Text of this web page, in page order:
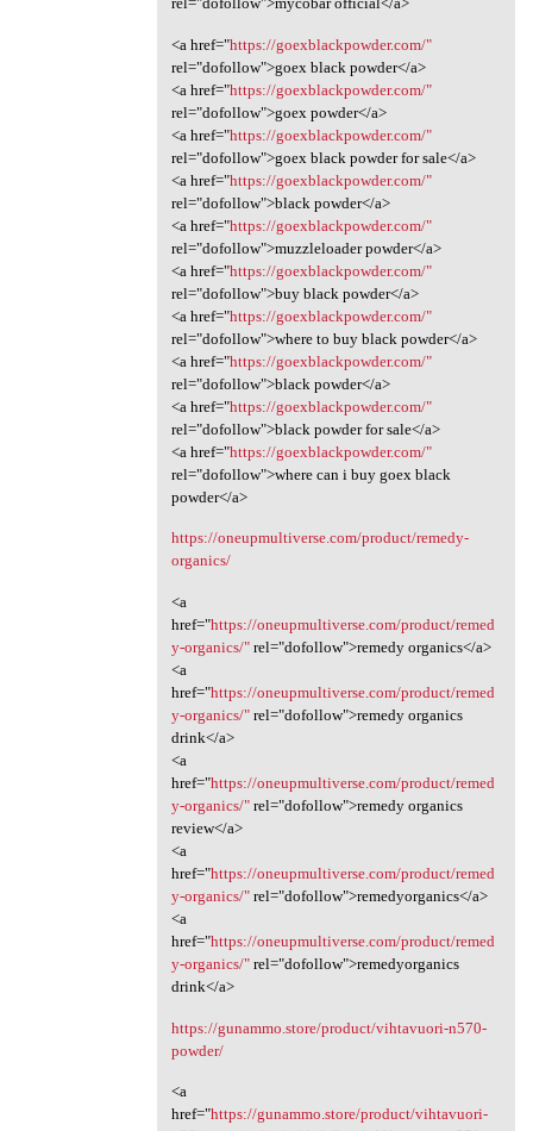
<a href="https://goexblackpowder.com/"
rel="dofollow">goex black powder</a>
<a href="https://goexblackpowder.com/"
rel="dofollow">goex powder</a>
<a href="https://goexblackpowder.com/"
rel="dofollow">goex black powder for sale</a>
<a href="https://goexblackpowder.com/"
rel="dofollow">black powder</a>
<a href="https://goexblackpowder.com/"
rel="dofollow">muzzleloader powder</a>
<a href="https://goexblackpowder.com/"
rel="dofollow">buy black powder</a>
<a href="https://goexblackpowder.com/"
rel="dofollow">where to buy black powder</a>
<a href="https://goexblackpowder.com/"
rel="dofollow">black powder</a>
<a href="https://goexblackpowder.com/"
rel="dofollow">black powder for sale</a>
<a href="https://goexblackpowder.com/"
rel="dofollow">where can i buy goex black
powder</a>
https://oneupmultiverse.com/product/remedy-
organics/
<a
href="https://oneupmultiverse.com/product/remed
y-organics/"rel="dofollow">remedy organics</a>
<a
href="https://oneupmultiverse.com/product/remed
y-organics/"rel="dofollow">remedy organics
drink</a>
<a
href="https://oneupmultiverse.com/product/remed
y-organics/"rel="dofollow">remedy organics
review</a>
<a
href="https://oneupmultiverse.com/product/remed
y-organics/"rel="dofollow">remedyorganics</a>
<a
href="https://oneupmultiverse.com/product/remed
y-organics/"rel="dofollow">remedyorganics
drink</a>
https://gunammo.store/product/vihtavuori-n570-
powder/
<a
href="https://gunammo.store/product/vihtavuori-